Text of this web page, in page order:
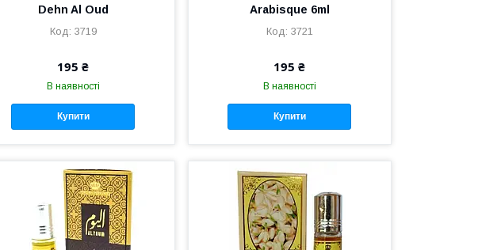
Dehn Al Oud
3719
195 ₴
В наявності
Купити
Arabisque 6ml
3721
195 ₴
В наявності
Купити